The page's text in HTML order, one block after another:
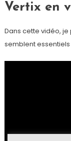
Vertix en
Dans cette vidéo,
semblent